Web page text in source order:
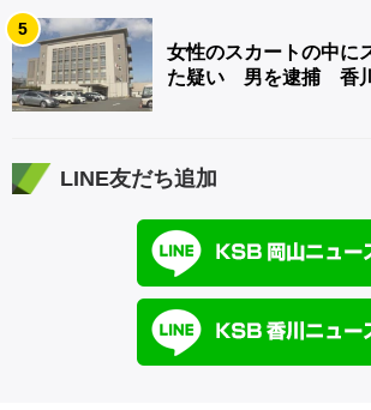
5
女性のスカートの中に
た疑い 男を逮捕 香川
LINE友だち追加